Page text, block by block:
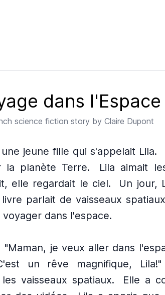
dans l'Espace
science fiction story by Claire Dupont
jeune fille qui s'appelait Lila.
la planète Terre.
Lila aimait
elle regardait le ciel.
Un jour,
livre parlait de vaisseaux
voyager dans l'espace.
"Maman, je veux aller dans
un rêve magnifique,
vaisseaux spatiaux.
Elle a